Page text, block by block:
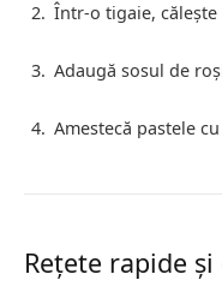
Într-o tigaie,
Adaugă sosul de
Amestecă pastele
Rețete rapide